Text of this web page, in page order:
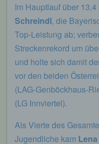
Im Hauptlauf über
Schreindl, die
Top-Leistung ab;
Streckenrekord um
und holte sich damit
vor den beiden
(LAG-Genböckhaus-
(LG Innviertel).
Als Vierte des
Jugendliche kam
Registrierung auf
Die betroffene
der Internetseite
Verantwortlichen
Welche
für die Verarbeitung
werden, ergibt sich
Eingabemaske, die
verwendet wird. Die
ausschließlich für
für die Verarbeitung